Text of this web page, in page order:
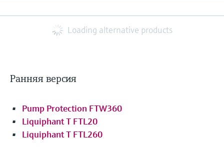
Loading alternative products
Ранняя версия
Pump Protection FTW360
Liquiphant T FTL20
Liquiphant T FTL260